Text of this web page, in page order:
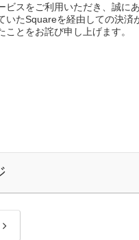
ビスをご利用いただき、誠に
いたSquareを経由しての決済
ことをお詫び申し上げます。
次